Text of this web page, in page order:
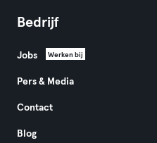
Bedrijf
Jobs Werken bij
Pers & Media
Contact
Blog